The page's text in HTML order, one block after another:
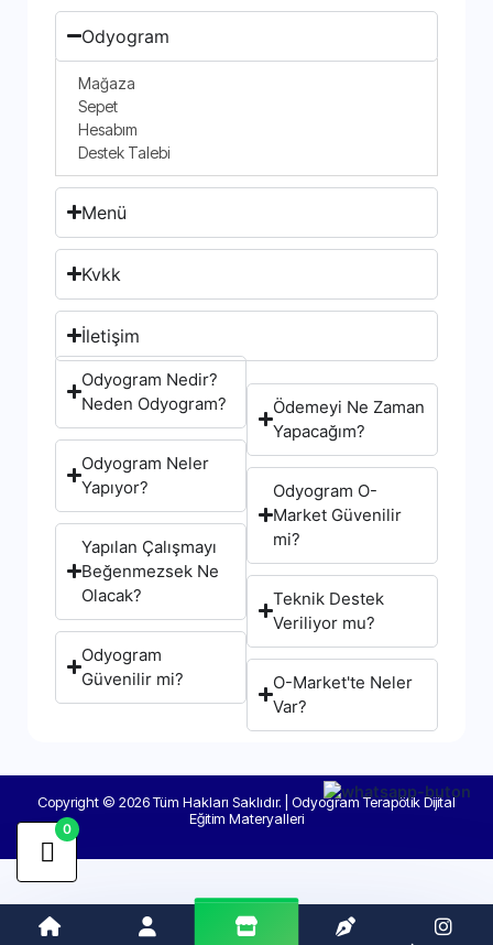
Odyogram
Mağaza
Sepet
Hesabım
Destek Talebi
Menü
Kvkk
İletişim
Odyogram Nedir?
Neden Odyogram?
Odyogram Neler
Yapıyor?
Yapılan Çalışmayı
Beğenmezsek Ne
Olacak?
Odyogram
Güvenilir mi?
Ödemeyi Ne Zaman
Yapacağım?
Odyogram O-
Market Güvenilir
mi?
Teknik Destek
Veriliyor mu?
O-Market'te Neler
Var?
Copyright © 2026 Tüm Hakları Saklıdır. | Odyogram Terapötik Dijital
Eğitim Materyalleri
0